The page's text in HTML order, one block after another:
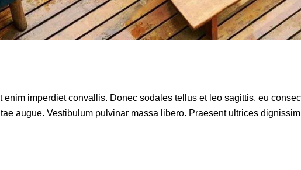
imperdiet convallis. Donec sodales tellus et leo sagittis, eu
augue. Vestibulum pulvinar massa libero. Praesent ultrices